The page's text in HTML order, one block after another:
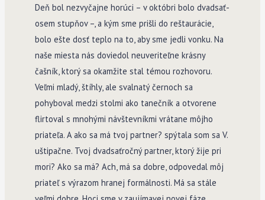
Deň bol nezvyčajne horúci – v októbri bolo dvadsať­
osem stupňov –, a kým sme prišli do reštaurácie,
bolo ešte dosť teplo na to, aby sme jedli vonku. Na
naše miesta nás doviedol neuveriteľne krásny
čašník, ktorý sa okamžite stal témou rozhovoru.
Veľmi mladý, štíhly, ale svalnatý černoch sa
pohyboval medzi stolmi ako tanečník a otvorene
flirtoval s mnohými návštevníkmi vrátane môjho
priateľa. A ako sa má tvoj partner? spýtala som sa V.
uštipačne. Tvoj dvadsaťročný partner, ktorý žije pri
mori? Ako sa má? Ach, má sa dobre, odpovedal môj
priateľ s výrazom hranej formálnosti. Má sa stále